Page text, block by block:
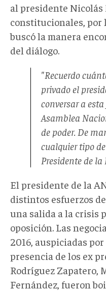
al presidente
constitucionales, por
buscó la manera
del diálogo.
"Recuerdo
privado el
conversar a
Asamblea
de poder. De
cualquier tipo
Presidente de
El presidente de la
distintos esfuerzos
una salida a la crisis
oposición. Las
2016, auspiciadas
presencia de los ex
Rodríguez Zapatero,
Fernández, fueron